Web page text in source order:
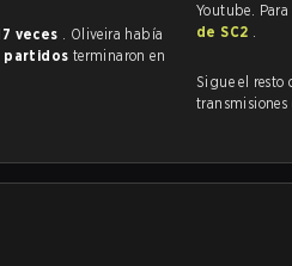
veces . Oliveira había
partidos terminaron en
Youtube.
de SC2 .
Sigue el resto
transmisiones